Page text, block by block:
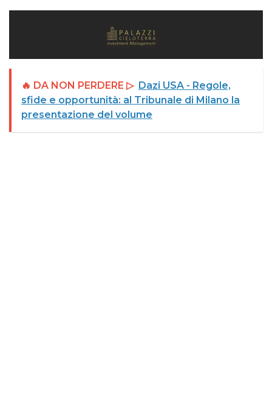
🔥 DA NON PERDERE ▷ Dazi USA - Regole,
sfide e opportunità: al Tribunale di Milano la
presentazione del volume